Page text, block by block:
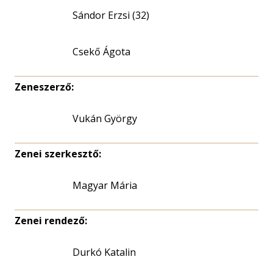
Sándor Erzsi (32)
Csekő Ágota
Zeneszerző:
Vukán György
Zenei szerkesztő:
Magyar Mária
Zenei rendező:
Durkó Katalin